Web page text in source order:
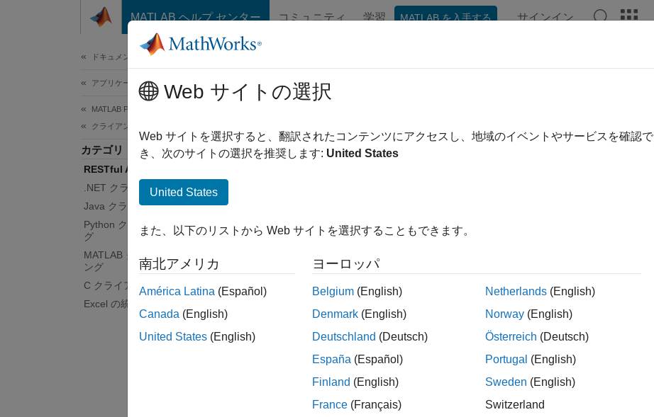
コンテンツへスキップ
MATLAB ヘルプ センター コミュニティ 学習 MATLAB を入手する サインイン
ドキュメンテーションのホーム
アプリケーションのデプロイ
MATLAB Production Server
クライアント プログラミング
カテゴリ
RESTful API
.NET クライアントのプログラミング
Java クライアントのプログラミング
Python クライアントのプログラミン
グ
MATLAB クライアントのプログラミ
ング
C クライアントのプログラミング
Excel の統合
RESTful API
RESTful API を使用したクライアント プログラムの作成
MATLAB ®Production Server™
RESTful API は、MATLAB 関数実行の
取得するための API、およびサーバーにデプロイされた MATLAB 関数
MATLAB 関数実行のための RESTful API リファ
非同期実行
同期実行
サーバー ディスカバリーと診断のための
Web サイトの選択
Web サイトを選択すると、翻訳されたコンテンツにアクセスし、地域のイベントやサービスを確認
き、次のサイトの選択を推奨します: United States
United States
また、以下のリストから Web サイトを選択することもできます。
南北アメリカ
América Latina (Español)
Canada (English)
United States (English)
ヨーロッパ
Belgium (English)
Denmark (English)
Deutschland (Deutsch)
España (Español)
Finland (English)
France (Français)
Netherlands (English)
Norway (English)
Österreich (Deutsch)
Portugal (English)
Sweden (English)
Switzerland